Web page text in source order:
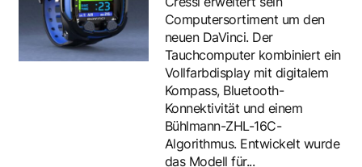
Computersortiment um den
neuen DaVinci. Der
Tauchcomputer kombiniert ein
Vollfarbdisplay mit digitalem
Kompass, Bluetooth-
Konnektivität und einem
Bühlmann-ZHL-16C-
Algorithmus. Entwickelt wurde
das Modell für...